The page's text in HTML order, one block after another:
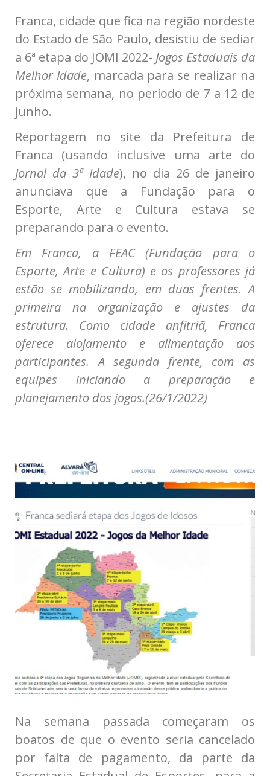
Franca, cidade que fica na região nordeste
do Estado de São Paulo, desistiu de sediar
a 6ª etapa do JOMI 2022- Jogos Estaduais da
Melhor Idade, marcada para se realizar na
próxima semana, no período de 7 a 12 de
junho.
Reportagem no site da Prefeitura de
Franca (usando inclusive uma arte do
Jornal da 3ª Idade), no dia 26 de janeiro
anunciava que a Fundação para o
Esporte, Arte e Cultura estava se
preparando para o evento.
Em Franca, a FEAC (Fundação para o
Esporte, Arte e Cultura) e os professores já
estão se mobilizando, em duas frentes. A
primeira na organização e ajustes da
estrutura. Como cidade anfitriã, Franca
oferece alojamento e alimentação aos
participantes. A segunda frente, com as
equipes iniciando a preparação e
planejamento dos jogos.(26/1/2022)
Na semana passada começaram os
boatos de que o evento seria cancelado
por falta de pagamento, da parte da